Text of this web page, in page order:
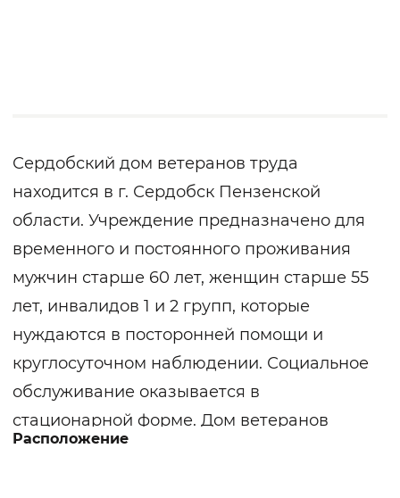
Сердобский дом ветеранов труда
находится в г. Сердобск Пензенской
области. Учреждение предназначено для
временного и постоянного проживания
мужчин старше 60 лет, женщин старше 55
лет, инвалидов 1 и 2 групп, которые
нуждаются в посторонней помощи и
круглосуточном наблюдении. Социальное
обслуживание оказывается в
стационарной форме. Дом ветеранов
соответствует требованиям пожарной
Расположение